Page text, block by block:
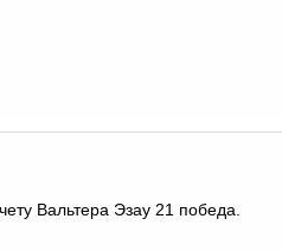
Вальтера Эзау 21 победа.